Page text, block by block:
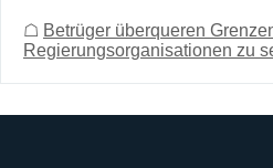
☖ Betrüger überqueren
Regierungsorganisationen zu